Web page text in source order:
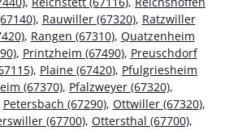
, Rauwiller (67320), Ratzwiller
, Rangen (67310), Quatzenheim
, Printzheim (67490), Preuschdorf
, Plaine (67420), Pfulgriesheim
(67370), Pfalzweyer (67320),
Petersbach (67290), Ottwiller (67320),
(67700), Ottersthal (67700),